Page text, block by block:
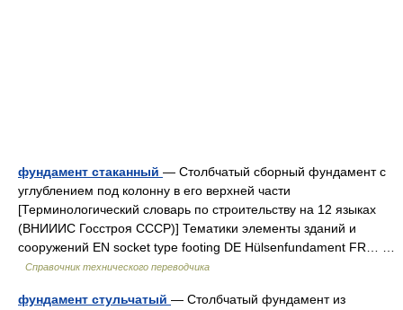
фундамент стаканный — Столбчатый сборный фундамент с
углублением под колонну в его верхней части
[Терминологический словарь по строительству на 12 языках
(ВНИИИС Госстроя СССР)] Тематики элементы зданий и
сооружений EN socket type footing DE Hülsenfundament FR… …
Справочник технического переводчика
фундамент стульчатый — Столбчатый фундамент из